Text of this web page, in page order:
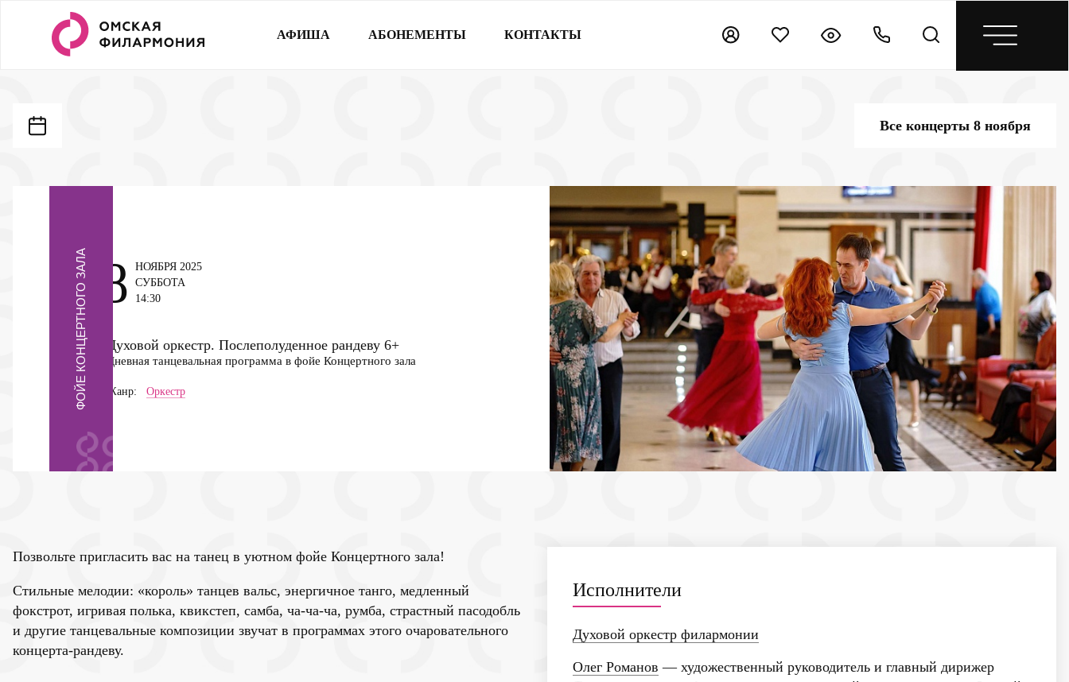
АФИША АБОНЕМЕНТЫ КОНТАКТЫ
Все концерты 8 ноября
ФОЙЕ КОНЦЕРТНОГО ЗАЛА Духовой оркестр. Послеполуденное рандеву 6+
Дневная танцевальная программа в фойе Концертного зала
Жанр: Оркестр
8
НОЯБРЯ 2025
СУББОТА
14:30
Позвольте пригласить вас на танец в уютном фойе Концертного зала!
Стильные мелодии: «король» танцев вальс, энергичное танго, медленный
фокстрот, игривая полька, квикстеп, самба, ча-ча-ча, румба, страстный пасодобль
и другие танцевальные композиции звучат в программах этого очаровательного
концерта-рандеву.
Исполнители
Духовой оркестр филармонии
Олег Романов — художественный руководитель и главный дирижер